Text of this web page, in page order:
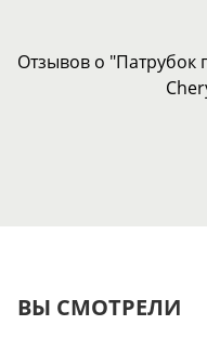
Отзывов о "Патрубок
ВЫ СМОТРЕЛИ